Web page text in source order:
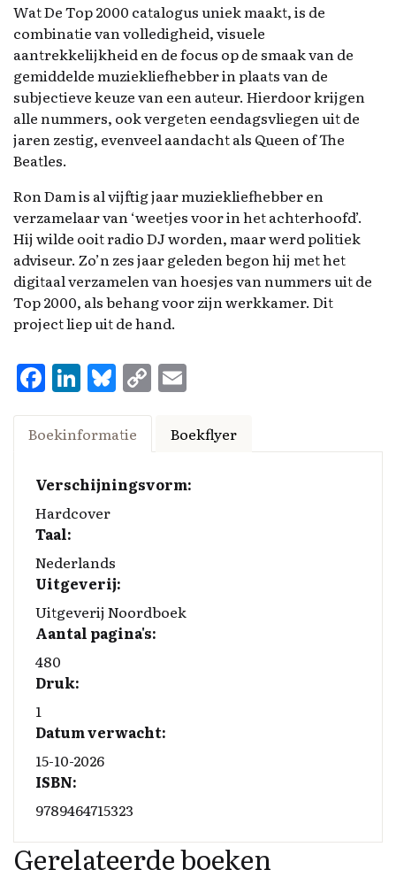
Wat De Top 2000 catalogus uniek maakt, is de
combinatie van volledigheid, visuele
aantrekkelijkheid en de focus op de smaak van de
gemiddelde muziekliefhebber in plaats van de
subjectieve keuze van een auteur. Hierdoor krijgen
alle nummers, ook vergeten eendagsvliegen uit de
jaren zestig, evenveel aandacht als Queen of The
Beatles.
Ron Dam is al vijftig jaar muziekliefhebber en
verzamelaar van ‘weetjes voor in het achterhoofd’.
Hij wilde ooit radio DJ worden, maar werd politiek
adviseur. Zo’n zes jaar geleden begon hij met het
digitaal verzamelen van hoesjes van nummers uit de
Top 2000, als behang voor zijn werkkamer. Dit
project liep uit de hand.
F
a
ce
o
o
k
Li
n
k
d
I
n
Bl
u
es
y
C
o
y
Li
ai
Boekinformatie Boekflyer
Verschijningsvorm:
Hardcover
Taal:
Nederlands
Uitgeverij:
Uitgeverij Noordboek
Aantal pagina's:
480
Druk:
1
Datum verwacht:
15-10-2026
ISBN:
9789464715323
Gerelateerde boeken